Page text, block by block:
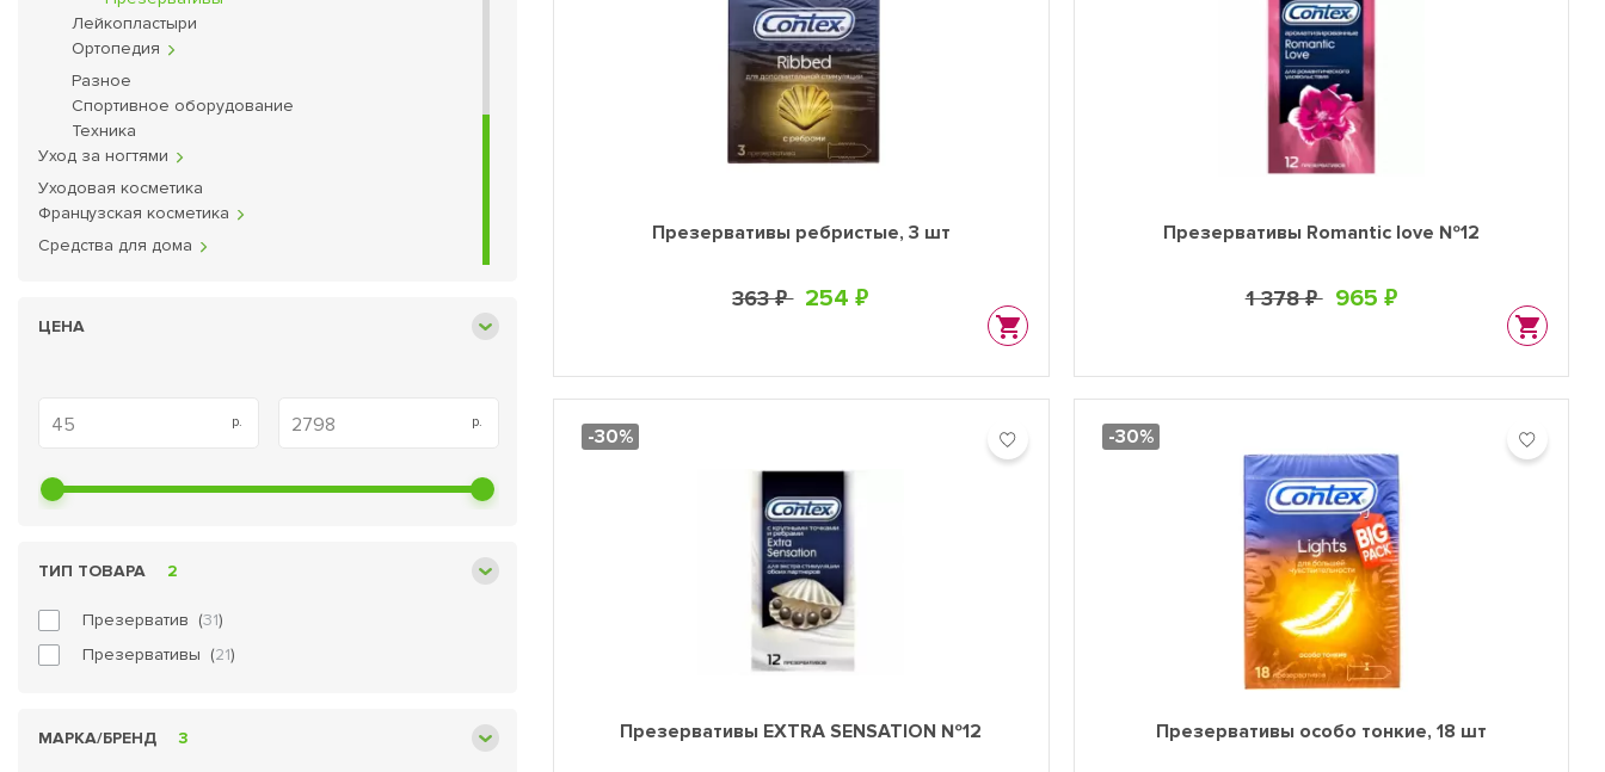
Фены
Лейкопластыри
Ортопедия
Разное
Спортивное оборудование
Техника
Уход за ногтями
Лечение и укрепление ногтей
Уходовая косметика
Французская косметика
Средства для дома
ЦЕНА
ТИП ТОВАРА 2
Презерватив (31)
Презервативы (21)
МАРКА/БРЕНД 3
Презервативы ребристые, 3 шт
363 ₽ 254 ₽
Презервативы Romantic love №12
1 378 ₽ 965 ₽
-30%
Презервативы EXTRA SENSATION №12
-30%
Презервативы особо тонкие, 18 шт